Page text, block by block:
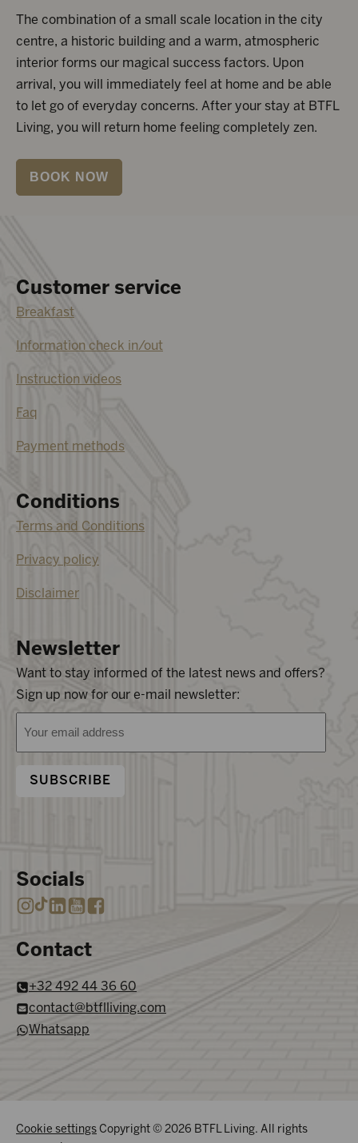
The combination of a small scale location in the city
centre, a historic building and a warm, atmospheric
interior forms our magical success factors. Upon
arrival, you will immediately feel at home and be able
to let go of everyday concerns. After your stay at BTFL
Living, you will return home feeling completely zen.
BOOK NOW
Customer service
Breakfast
Information check in/out
Instruction videos
Faq
Payment methods
Conditions
Terms and Conditions
Privacy policy
Disclaimer
Newsletter
Want to stay informed of the latest news and offers?
Sign up now for our e-mail newsletter:
SUBSCRIBE
Socials
Contact
+32 492 44 36 60
contact@btflliving.com
Whatsapp
Cookie settings Copyright © 2026 BTFL Living. All rights